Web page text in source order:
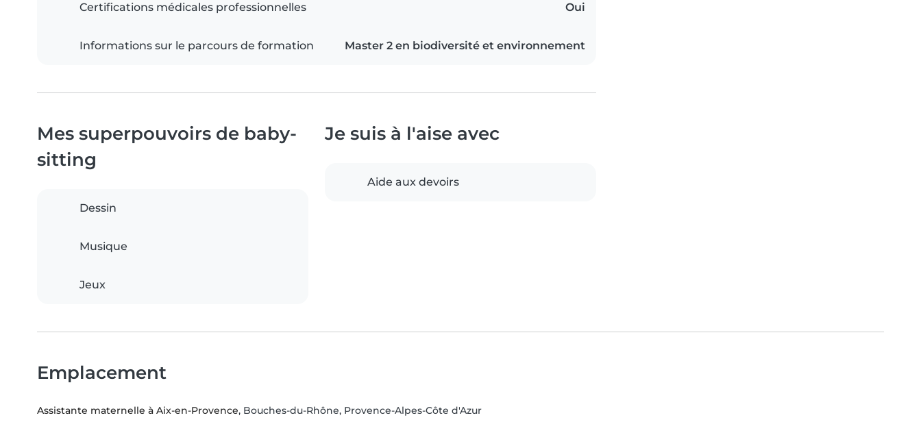
Certifications médicales professionnelles Oui
Informations sur le parcours de formation Master 2 en biodiversité et environnement
Mes superpouvoirs de baby-
sitting
Dessin
Musique
Jeux
Je suis à l'aise avec
Aide aux devoirs
Emplacement
Assistante maternelle à Aix-en-Provence, Bouches-du-Rhône, Provence-Alpes-Côte d'Azur